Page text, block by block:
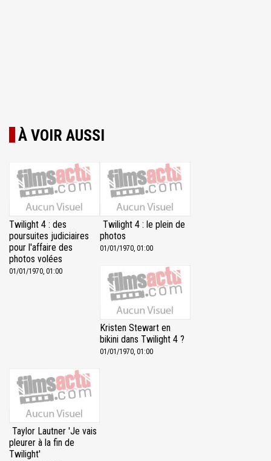
À VOIR AUSSI
Twilight 4 : des
poursuites judiciaires
pour l'affaire des
photos volées
01/01/1970, 01:00
Twilight 4 : le plein de
photos
01/01/1970, 01:00
Kristen Stewart en
bikini dans Twilight 4 ?
01/01/1970, 01:00
Taylor Lautner 'Je vais
pleurer à la fin de
Twilight'